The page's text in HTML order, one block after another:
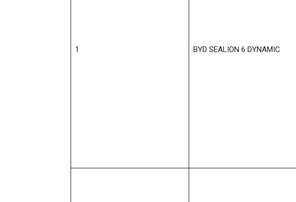
1 BYD SEALION 6 DYNAMIC